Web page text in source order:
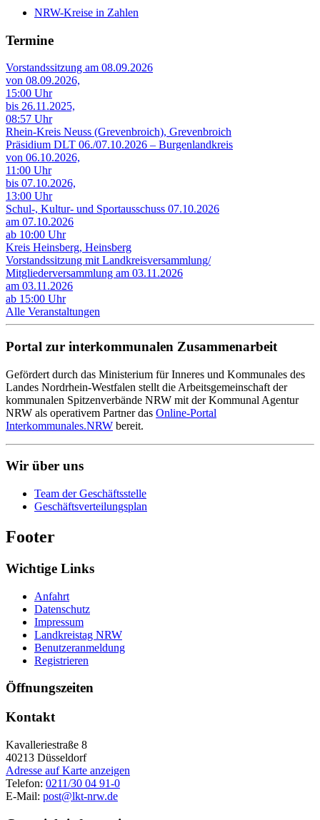
NRW-Kreise in Zahlen
Termine
Vorstandssitzung am 08.09.2026
von 08.09.2026,
15:00 Uhr
bis 26.11.2025,
08:57 Uhr
Rhein-Kreis Neuss (Grevenbroich), Grevenbroich
Präsidium DLT 06./07.10.2026 – Burgenlandkreis
von 06.10.2026,
11:00 Uhr
bis 07.10.2026,
13:00 Uhr
Schul-, Kultur- und Sportausschuss 07.10.2026
am 07.10.2026
ab 10:00 Uhr
Kreis Heinsberg, Heinsberg
Vorstandssitzung mit Landkreisversammlung/
Mitgliederversammlung am 03.11.2026
am 03.11.2026
ab 15:00 Uhr
Alle Veranstaltungen
Portal zur interkommunalen Zusammenarbeit
Gefördert durch das Ministerium für Inneres und Kommunales des
Landes Nordrhein-Westfalen stellt die Arbeitsgemeinschaft der
kommunalen Spitzenverbände NRW mit der Kommunal Agentur
NRW als operativem Partner das Online-Portal
Interkommunales.NRW bereit.
Wir über uns
Team der Geschäftsstelle
Geschäftsverteilungsplan
Footer
Wichtige Links
Anfahrt
Datenschutz
Impressum
Landkreistag NRW
Benutzeranmeldung
Registrieren
Öffnungszeiten
Kontakt
Kavalleriestraße 8
40213 Düsseldorf
Adresse auf Karte anzeigen
Telefon: 0211/30 04 91-0
E-Mail: post@lkt-nrw.de